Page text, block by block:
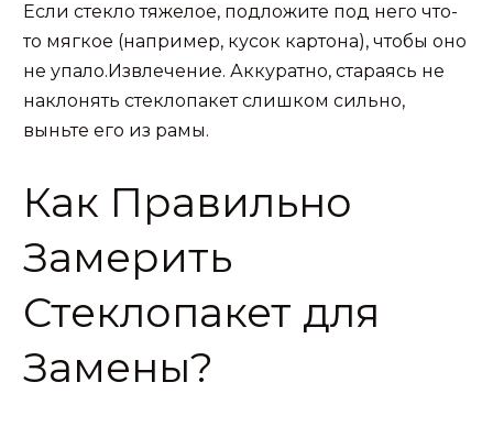
Если стекло тяжелое, подложите под него что-
то мягкое (например, кусок картона), чтобы оно
не упало.Извлечение. Аккуратно, стараясь не
наклонять стеклопакет слишком сильно,
выньте его из рамы.
Как Правильно
Замерить
Стеклопакет для
Замены?